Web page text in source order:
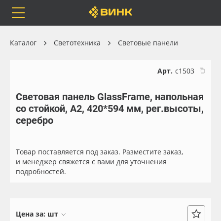
Каталог
Orafol
Бренды
Доставка
Весь каталог
Рулонные материалы
Самоклеящиеся плёнки
Листовые материалы
Каталог Светотехника Световые панели
Арт. с1503
Световая панель GlassFrame, напольная
со стойкой, А2, 420*594 мм, рег.высоты,
серебро
Товар поставляется под заказ. Разместите заказ,
и менеджер свяжется с вами для уточнения
подробностей.
Цена за: шт